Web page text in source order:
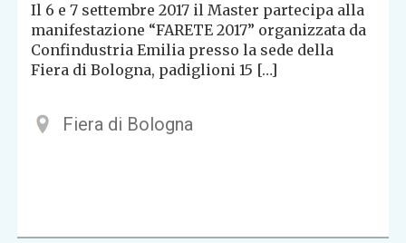
Il 6 e 7 settembre 2017 il Master partecipa alla
manifestazione “FARETE 2017” organizzata da
Confindustria Emilia presso la sede della
Fiera di Bologna, padiglioni 15 […]
Fiera di Bologna